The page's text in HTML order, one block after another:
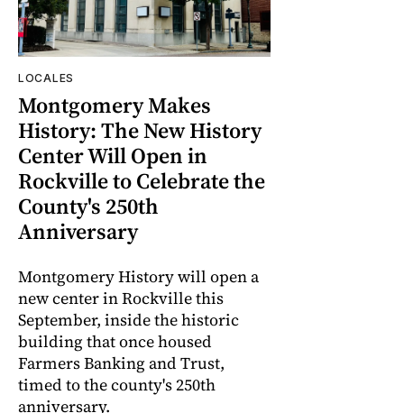
LOCALES
Montgomery Makes
History: The New History
Center Will Open in
Rockville to Celebrate the
County's 250th
Anniversary
Montgomery History will open a
new center in Rockville this
September, inside the historic
building that once housed
Farmers Banking and Trust,
timed to the county's 250th
anniversary.